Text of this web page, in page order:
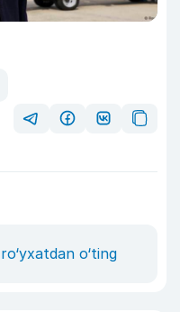
ro‘yxatdan o‘ting